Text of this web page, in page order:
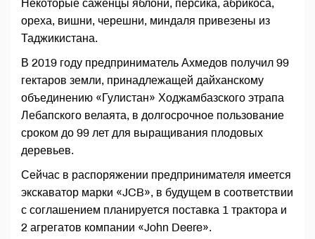
Некоторые саженцы яблони, персика, абрикоса,
ореха, вишни, черешни, миндаля привезены из
Таджикистана.
В 2019 году предприниматель Ахмедов получил 99
гектаров земли, принадлежащей дайханскому
объединению «Гулистан» Ходжамбазского этрапа
Лебапского велаята, в долгосрочное пользование
сроком до 99 лет для выращивания плодовых
деревьев.
Сейчас в распоряжении предпринимателя имеется
экскаватор марки «JCB», в будущем в соответствии
с соглашением планируется поставка 1 трактора и
2 агрегатов компании «John Deere».